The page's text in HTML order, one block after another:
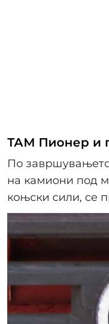
ТАМ Пионер и
По
на камиони под
коњски сили, се